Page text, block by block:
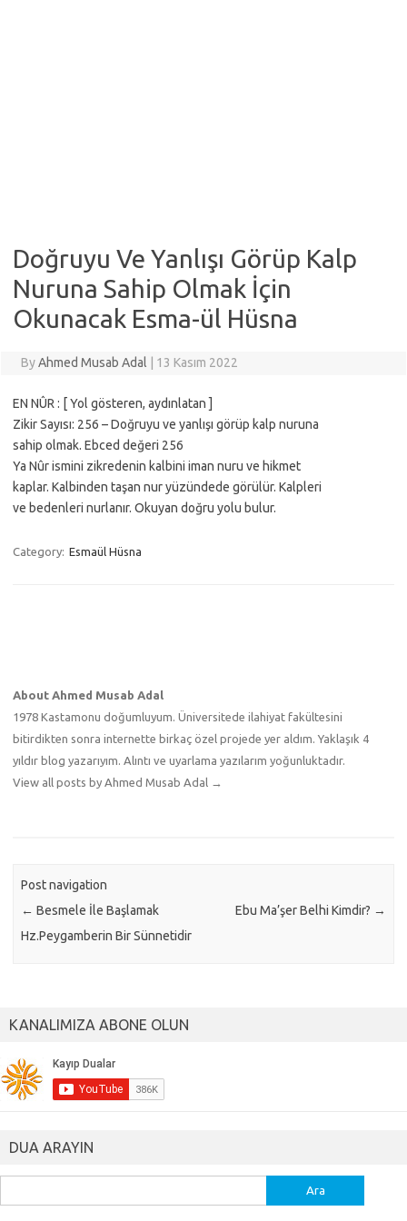
Doğruyu Ve Yanlışı Görüp Kalp
Nuruna Sahip Olmak İçin
Okunacak Esma-ül Hüsna
ByAhmed Musab Adal 13 Kasım 2022
EN NÛR : [ Yol gösteren, aydınlatan ]
Zikir Sayısı: 256 – Doğruyu ve yanlışı görüp kalp nuruna
sahip olmak. Ebced değeri 256
Ya Nûr ismini zikredenin kalbini iman nuru ve hikmet
kaplar. Kalbinden taşan nur yüzündede görülür. Kalpleri
ve bedenleri nurlanır. Okuyan doğru yolu bulur.
Category: Esmaül Hüsna
About Ahmed Musab Adal
1978 Kastamonu doğumluyum. Üniversitede ilahiyat fakültesini
bitirdikten sonra internette birkaç özel projede yer aldım. Yaklaşık 4
yıldır blog yazarıyım. Alıntı ve uyarlama yazılarım yoğunluktadır.
View all posts by Ahmed Musab Adal →
Post navigation
← Besmele İle Başlamak
Hz.Peygamberin Bir Sünnetidir
Ebu Ma’şer Belhi Kimdir? →
KANALIMIZA ABONE OLUN
DUA ARAYIN